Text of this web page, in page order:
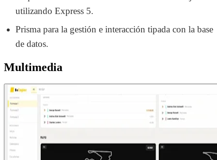
utilizando Express 5.
Prisma para la gestión e interacción tipada con la base
de datos.
Multimedia